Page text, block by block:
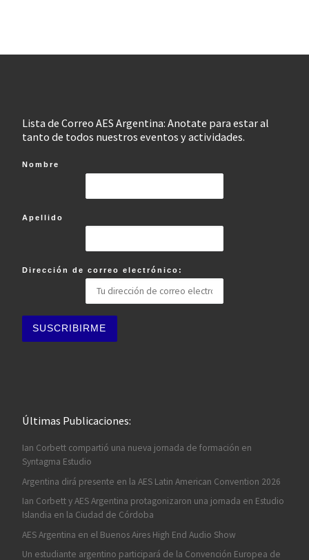
Lista de Correo AES Argentina: Anotate para estar al
tanto de todos nuestros eventos y actividades.
Nombre
Apellido
Dirección de correo electrónico:
Últimas Publicaciones:
Ian Corbett compartió una nueva jornada de formación en
Syntagma Estudio
Argentina dirá presente en la AES Latin American Convention 2026
Ian Corbett y AES Argentina protagonizaron una jornada en Estudio
Islandia en la Ciudad de Córdoba
AES Argentina en el Buenos Aires High End Audio Show
Un estudiante argentino participará de la Convención Europea de